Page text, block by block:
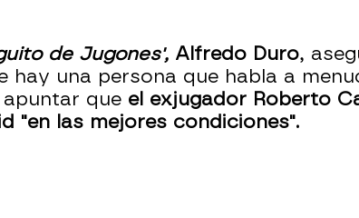
de Jugones', Alfredo Duro,
hay una persona que habla a
que el exjugador Roberto
"en las mejores condiciones".